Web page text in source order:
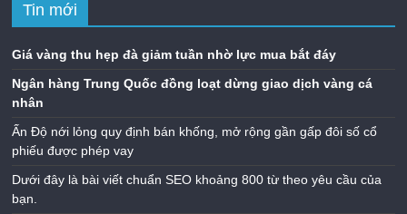
Tin mới
Giá vàng thu hẹp đà giảm tuần nhờ lực mua bắt đáy
Ngân hàng Trung Quốc đồng loạt dừng giao dịch vàng cá
nhân
Ấn Độ nới lỏng quy định bán khống, mở rộng gần gấp đôi số cổ
phiếu được phép vay
Dưới đây là bài viết chuẩn SEO khoảng 800 từ theo yêu cầu của
bạn.